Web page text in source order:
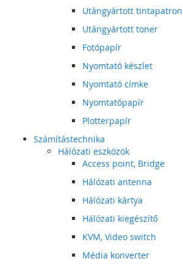
Utángyártott tintapatron
Utángyártott toner
Fotópapír
Nyomtató készlet
Nyomtató címke
Nyomtatópapír
Plotterpapír
Számítástechnika
Hálózati eszközök
Access point, Bridge
Hálózati antenna
Hálózati kártya
Hálózati kiegészítő
KVM, Video switch
Média konverter